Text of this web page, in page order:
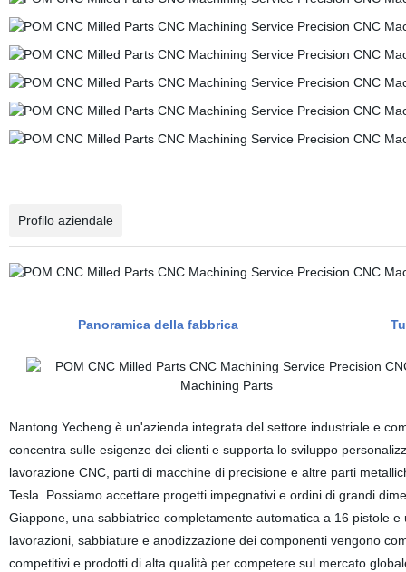
Profilo aziendale
Panoramica della fabbrica
Nantong Yecheng è un'azienda integrata del settore industriale e
concentra sulle esigenze dei clienti e supporta lo sviluppo
lavorazione CNC, parti di macchine di precisione e altre parti
Tesla. Possiamo accettare progetti impegnativi e ordini di grandi
Giappone, una sabbiatrice completamente automatica a 16 pistole
lavorazioni, sabbiature e anodizzazione dei componenti vengono
competitivi e prodotti di alta qualità per competere sul mercato